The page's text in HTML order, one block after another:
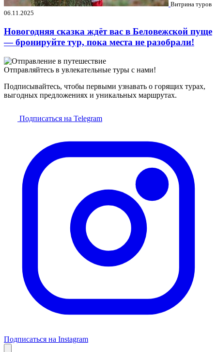
Витрина туров
06.11.2025
Новогодняя сказка ждёт вас в Беловежской пуще
— бронируйте тур, пока места не разобрали!
Отправляйтесь в увлекательные туры с нами!
Подписывайтесь, чтобы первыми узнавать о горящих турах,
выгодных предложениях и уникальных маршрутах.
Подписаться на Telegram
Подписаться на Instagram